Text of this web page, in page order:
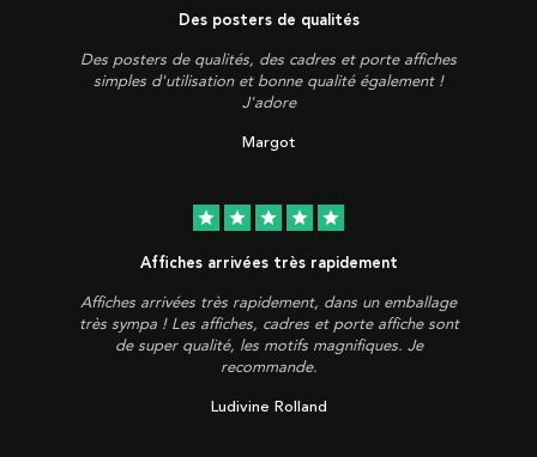
Des posters de qualités
Des posters de qualités, des cadres et porte affiches
simples d'utilisation et bonne qualité également !
J'adore
Margot
star star star star star
Affiches arrivées très rapidement
Affiches arrivées très rapidement, dans un emballage
très sympa ! Les affiches, cadres et porte affiche sont
de super qualité, les motifs magnifiques. Je
recommande.
Ludivine Rolland